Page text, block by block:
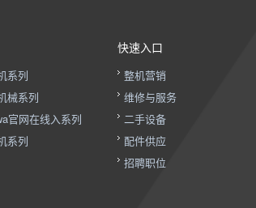
系列
械系列
官网在线入系列
系列
快速入口
整机营销
维修与服务
二手设备
配件供应
招聘职位